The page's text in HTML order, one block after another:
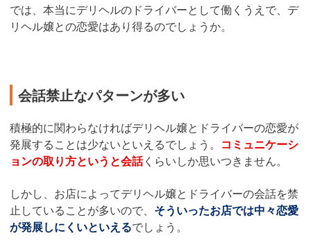
では、本当にデリヘルのドライバーとして働くうえで、デ
リヘル嬢との恋愛はあり得るのでしょうか。
会話禁止なパターンが多い
積極的に関わらなければデリヘル嬢とドライバーの恋愛が
発展することは少ないといえるでしょう。 コミュニケーシ
ョンの取り方というと会話くらいしか思いつきません。
しかし、お店によってデリヘル嬢とドライバーの会話を禁
止していることが多いので、 そういったお店では中々恋愛
が発展しにくいといえるでしょう。